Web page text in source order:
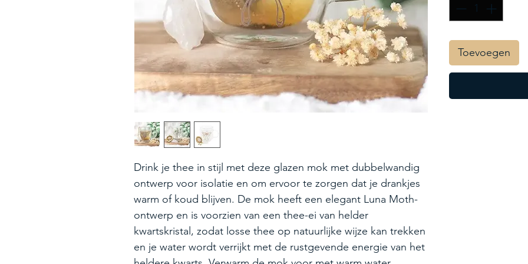
Drink je thee in stijl met deze glazen mok met dubbelwandig
ontwerp voor isolatie en om ervoor te zorgen dat je drankjes
warm of koud blijven. De mok heeft een elegant Luna Moth-
ontwerp en is voorzien van een thee-ei van helder
kwartskristal, zodat losse thee op natuurlijke wijze kan trekken
en je water wordt verrijkt met de rustgevende energie van het
Toevoegen